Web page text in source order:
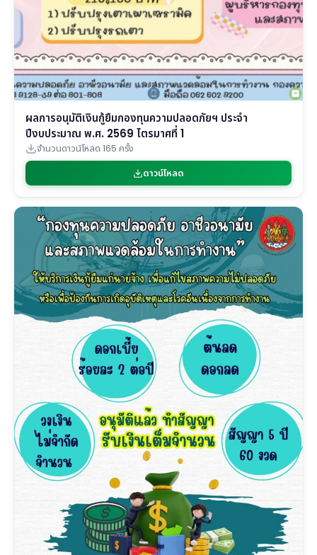
ผลการอนุมัติเงินกู้ยืมกองทุนความปลอดภัยฯ ประจำ
ปีงบประมาณ พ.ศ. 2569 ไตรมาศที่ 1
จำนวนดาวน์โหลด 165 ครั้ง
ดาวน์โหลด